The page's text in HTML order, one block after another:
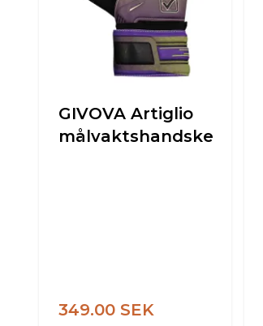
GIVOVA Artiglio
målvaktshandske
349.00 SEK